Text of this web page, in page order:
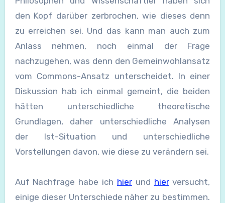
den Kopf darüber zerbrochen, wie dieses denn
zu erreichen sei. Und das kann man auch zum
Anlass nehmen, noch einmal der Frage
nachzugehen, was denn den Gemeinwohlansatz
vom Commons-Ansatz unterscheidet. In einer
Diskussion hab ich einmal gemeint, die beiden
hätten unterschiedliche theoretische
Grundlagen, daher unterschiedliche Analysen
der Ist-Situation und unterschiedliche
Vorstellungen davon, wie diese zu verändern sei.
Auf Nachfrage habe ich hierund hierversucht,
einige dieser Unterschiede näher zu bestimmen.